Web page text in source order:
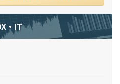
・IT